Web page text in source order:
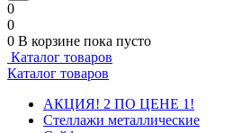
0
0
0 В корзине пока пусто
Каталог товаров
Каталог товаров
АКЦИЯ! 2 ПО ЦЕНЕ 1!
Стеллажи металлические